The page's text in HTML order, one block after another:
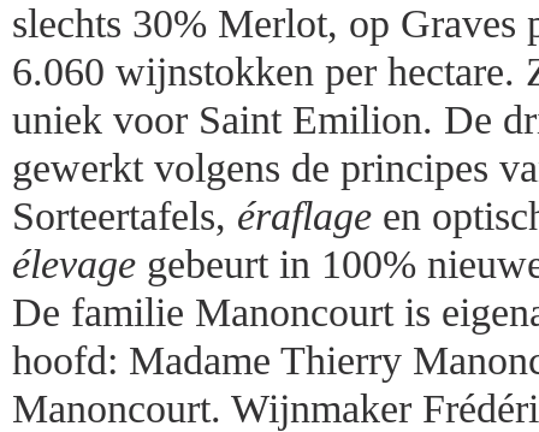
slechts 30% Merlot, op Graves
6.060 wijnstokken per hectare.
uniek voor Saint Emilion. De
gewerkt volgens de principes
Sorteertafels, éraflage en
élevage gebeurt in 100%
De familie Manoncourt is
hoofd: Madame Thierry
Manoncourt. Wijnmaker